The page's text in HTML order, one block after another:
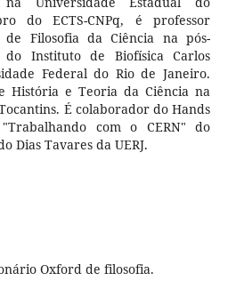
do ECTS-CNPq, é professor
Filosofia da Ciência na pós-
do Instituto de Biofísica Carlos
Federal do Rio de Janeiro.
História e Teoria da Ciência na
É colaborador do Hands
com o CERN" do
Dias Tavares da UERJ.
Oxford de filosofia.